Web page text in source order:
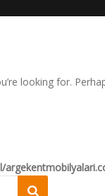
looking for.